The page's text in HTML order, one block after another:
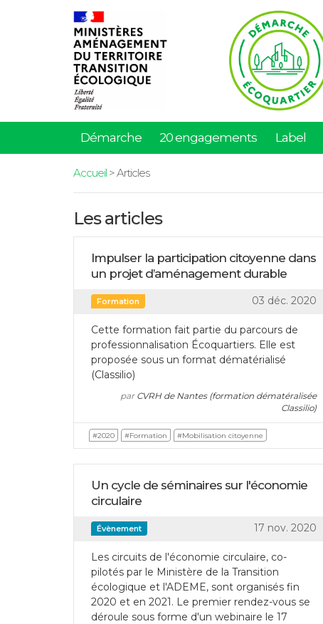
Démarche 20 engagements Label
Accueil> Articles
Les articles
Impulser la participation citoyenne dans
un projet d’aménagement durable
Formation 03 déc. 2020
Cette formation fait partie du parcours de
professionnalisation Écoquartiers. Elle est
proposée sous un format dématérialisé
(Classilio)
parCVRH de Nantes (formation dématéralisée
Classilio)
#2020 #Formation #Mobilisation citoyenne
Un cycle de séminaires sur l'économie
circulaire
Évènement 17 nov. 2020
Les circuits de l'économie circulaire, co-
pilotés par le Ministère de la Transition
écologique et l'ADEME, sont organisés fin
2020 et en 2021. Le premier rendez-vous se
déroule sous forme d'un webinaire le 17